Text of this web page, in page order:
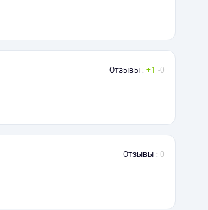
Отзывы : 1 0
Отзывы : 0